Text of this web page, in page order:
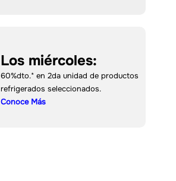
Los miércoles:
60%dto.* en 2da unidad de productos
refrigerados seleccionados.
Conoce Más